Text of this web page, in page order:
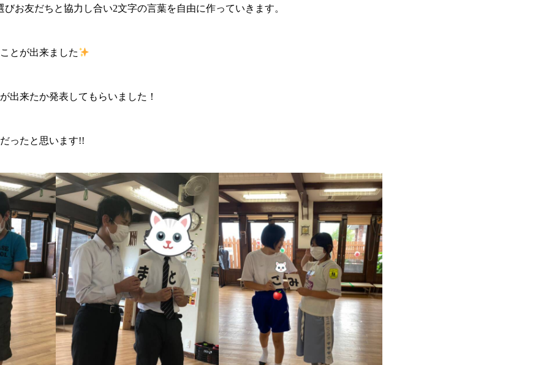
お友だちと協力し合い2文字の言葉を自由に作っていきます。
とが出来ました
出来たか発表してもらいました！
ったと思います!!